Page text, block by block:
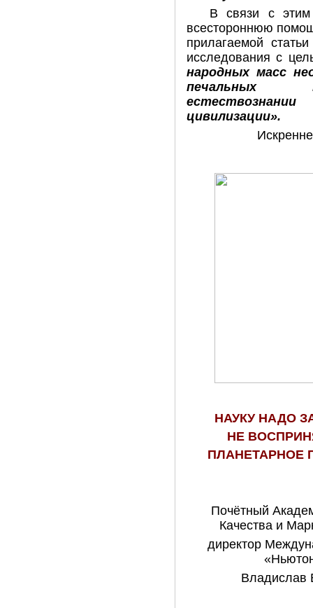
В связи с этим
всестороннюю
прилагаемой
исследования с
народных масс
печальных
цивилизации».
НАУКУ НАДО
НЕ
ПЛАНЕТАРНОЕ
Почётный
Качества и
директор
Владислав